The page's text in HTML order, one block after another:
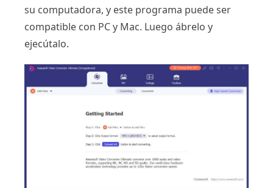
su computadora, y este programa puede ser
compatible con PC y Mac. Luego ábrelo y
ejecútalo.